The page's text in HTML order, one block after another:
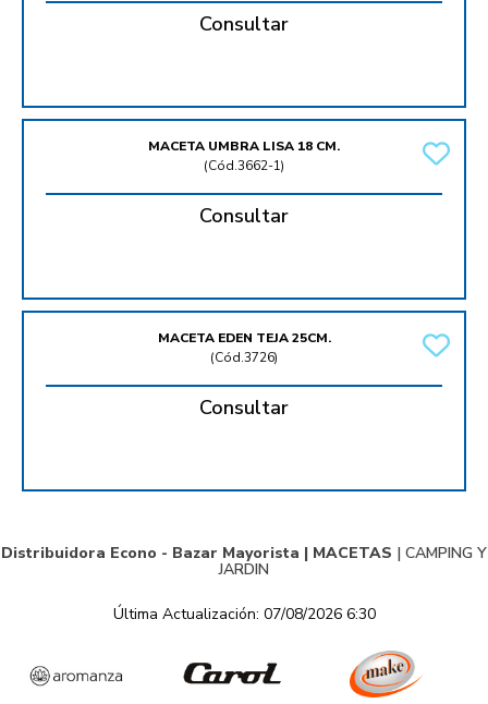
Consultar
MACETA UMBRA LISA 18 CM.
(Cód.3662-1)
Consultar
MACETA EDEN TEJA 25CM.
(Cód.3726)
Consultar
Distribuidora Econo - Bazar Mayorista | MACETAS | CAMPING Y
JARDIN
Última Actualización: 07/08/2026 6:30